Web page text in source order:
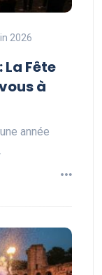
2026
Fête
à
année